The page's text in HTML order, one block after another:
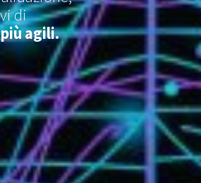
di
agili.